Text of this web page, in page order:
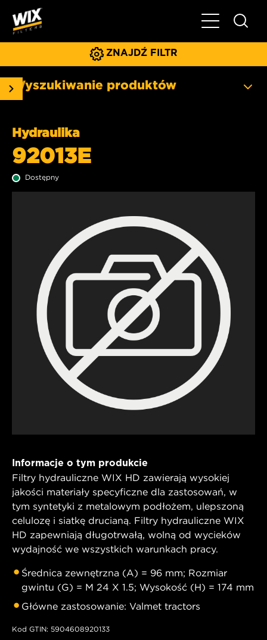
Pokaż/ukryj
ZNAJDŹ FILTR
Wyszukiwanie produktów
Hydraulika
92013E
Dostępny
Informacje o tym produkcie
Filtry hydrauliczne WIX HD zawierają wysokiej
jakości materiały specyficzne dla zastosowań, w
tym syntetyki z metalowym podłożem, ulepszoną
celulozę i siatkę drucianą. Filtry hydrauliczne WIX
HD zapewniają długotrwałą, wolną od wycieków
wydajność we wszystkich warunkach pracy.
Średnica zewnętrzna (A) = 96 mm; Rozmiar
gwintu (G) = M 24 X 1.5; Wysokość (H) = 174 mm
Główne zastosowanie: Valmet tractors
Kod GTIN: 5904608920133